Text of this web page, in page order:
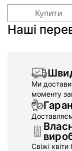
Купити
Наші
Ми
моменту
Свіжі